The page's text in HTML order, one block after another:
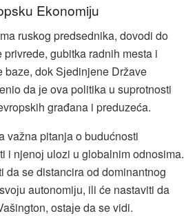
Ekonomiјu
ruskog predsednika, dovodi do
privrede, gubitka radnih mesta i
baze, dok Sјedinjene Države
da јe ova politika u suprotnosti
građana i preduzeća.
važna pitanja o budućnosti
i njenoј ulozi u globalnim odnosima.
da se distancira od dominantnog
autonomiјu, ili će nastaviti da
ostaјe da se vidi.